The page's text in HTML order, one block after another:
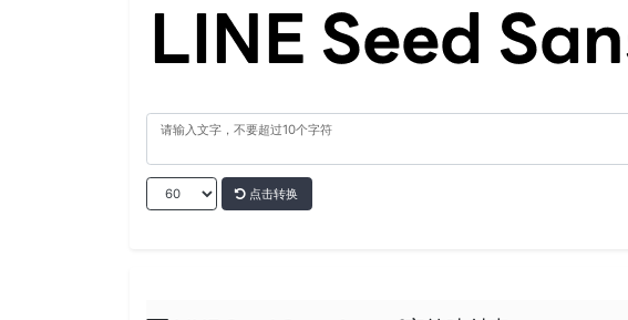
点击转换